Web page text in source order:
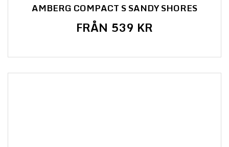
AMBERG COMPACT S SANDY SHORES
FRÅN 539 KR